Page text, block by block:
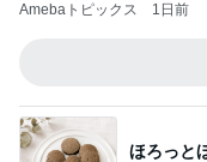
Amebaトピックス 1日前
ほろっと